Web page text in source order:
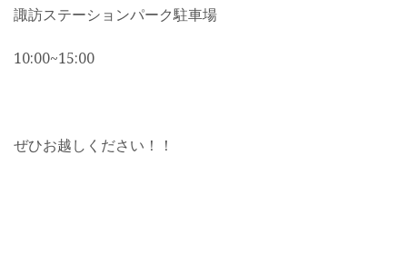
諏訪ステーションパーク駐車場
10:00~15:00
ぜひお越しください！！